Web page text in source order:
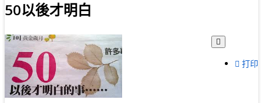
50以後才明白
打印